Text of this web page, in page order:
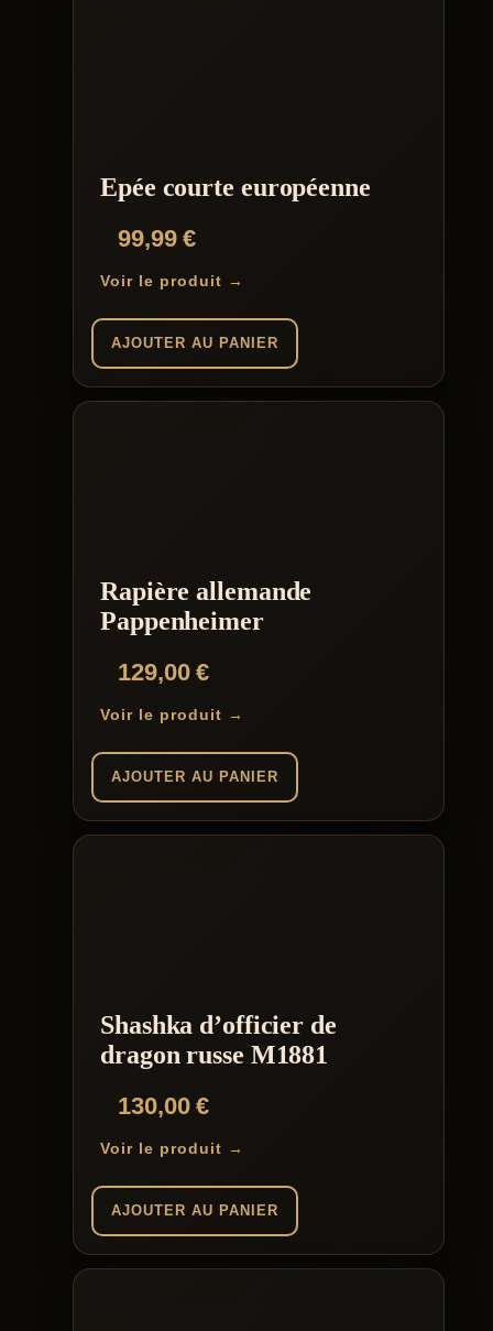
Epée courte européenne
99,99€
Voir le produit →
AJOUTER AU PANIER
Rapière allemande
Pappenheimer
129,00€
Voir le produit →
AJOUTER AU PANIER
Shashka d’officier de
dragon russe M1881
130,00€
Voir le produit →
AJOUTER AU PANIER